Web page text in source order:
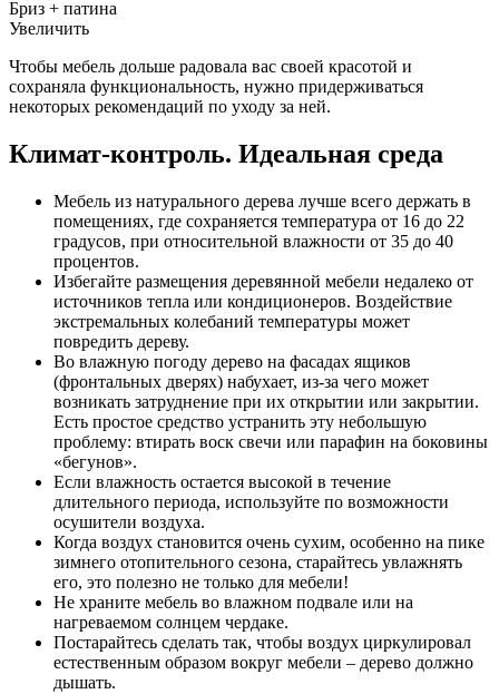
Бриз + патина
Увеличить
Чтобы мебель дольше радовала вас своей красотой и
сохраняла функциональность, нужно придерживаться
некоторых рекомендаций по уходу за ней.
Климат-контроль. Идеальная среда
Мебель из натурального дерева лучше всего держать в
помещениях, где сохраняется температура от 16 до 22
градусов, при относительной влажности от 35 до 40
процентов.
Избегайте размещения деревянной мебели недалеко от
источников тепла или кондиционеров. Воздействие
экстремальных колебаний температуры может
повредить дереву.
Во влажную погоду дерево на фасадах ящиков
(фронтальных дверях) набухает, из-за чего может
возникать затруднение при их открытии или закрытии.
Есть простое средство устранить эту небольшую
проблему: втирать воск свечи или парафин на боковины
«бегунов».
Если влажность остается высокой в течение
длительного периода, используйте по возможности
осушители воздуха.
Когда воздух становится очень сухим, особенно на пике
зимнего отопительного сезона, старайтесь увлажнять
его, это полезно не только для мебели!
Не храните мебель во влажном подвале или на
нагреваемом солнцем чердаке.
Постарайтесь сделать так, чтобы воздух циркулировал
естественным образом вокруг мебели – дерево должно
дышать.